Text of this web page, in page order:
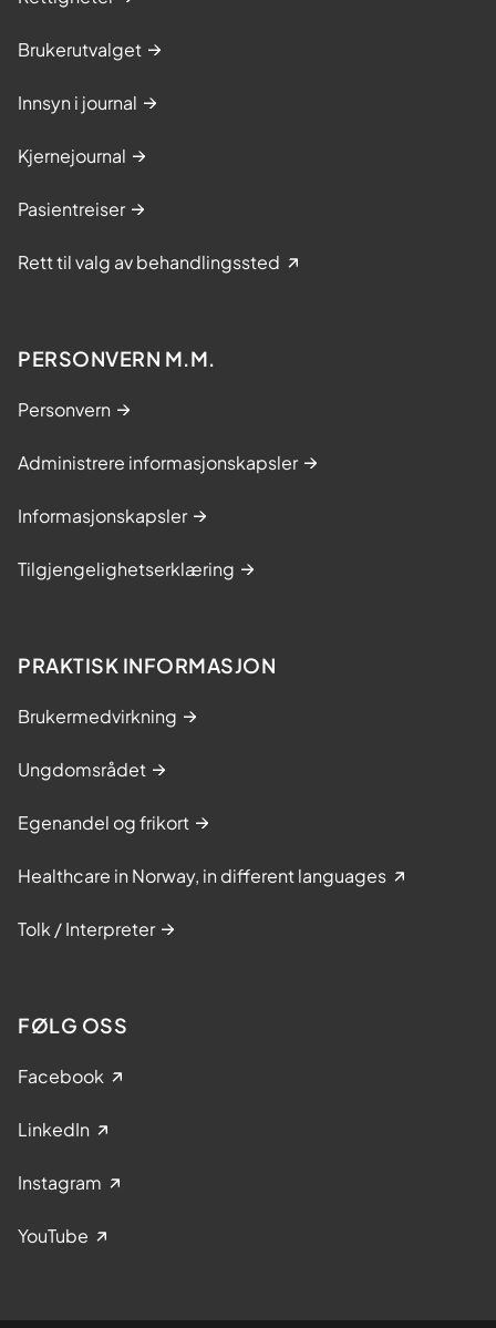
Brukerutvalget
Innsyn i journal
Kjernejournal
Pasientreiser
Rett til valg av behandlingssted
PERSONVERN M.M.
Personvern
Administrere informasjonskapsler
Informasjonskapsler
Tilgjengelighetserklæring
PRAKTISK INFORMASJON
Brukermedvirkning
Ungdomsrådet
Egenandel og frikort
Healthcare in Norway, in different languages
Tolk / Interpreter
FØLG OSS
Facebook
LinkedIn
Instagram
YouTube